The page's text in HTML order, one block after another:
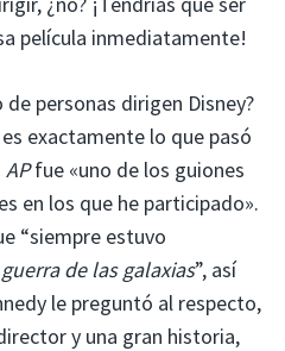
película inmediatamente!
personas dirigen Disney?
exactamente lo que pasó
APfue «uno de los guiones
en los que he participado».
“siempre estuvo
guerra de las galaxias”, así
le preguntó al respecto,
y una gran historia,